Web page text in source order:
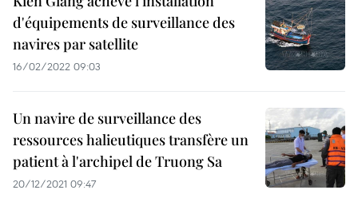
d'équipements de surveillance des
navires par satellite
16/02/2022 09:03
Un navire de surveillance des
ressources halieutiques transfère un
patient à l'archipel de Truong Sa
20/12/2021 09:47